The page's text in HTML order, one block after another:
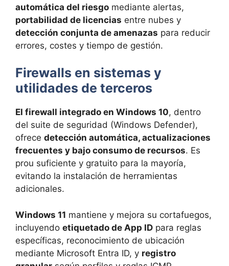
automática del riesgo mediante alertas,
portabilidad de licencias entre nubes y
detección conjunta de amenazas para reducir
errores, costes y tiempo de gestión.
Firewalls en sistemas y
utilidades de terceros
El firewall integrado en Windows 10, dentro
del suite de seguridad (Windows Defender),
ofrece detección automática, actualizaciones
frecuentes y bajo consumo de recursos. Es
prou suficiente y gratuito para la mayoría,
evitando la instalación de herramientas
adicionales.
Windows 11 mantiene y mejora su cortafuegos,
incluyendo etiquetado de App ID para reglas
específicas, reconocimiento de ubicación
mediante Microsoft Entra ID, y registro